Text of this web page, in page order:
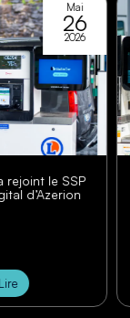
Mai
26
2026
le SSP
d’Azerion